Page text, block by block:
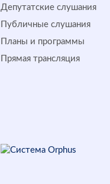
Депутатские слушания
Публичные слушания
Планы и программы
Прямая трансляция